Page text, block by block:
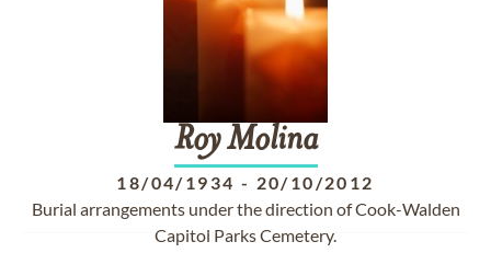
Roy Molina
18/04/1934 - 20/10/2012
Burial arrangements under the direction of Cook-Walden
Capitol Parks Cemetery.